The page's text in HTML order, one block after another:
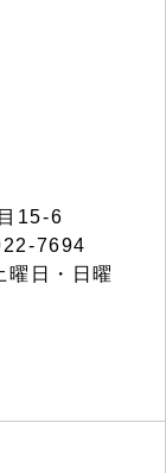
15-6
7694
日・日曜